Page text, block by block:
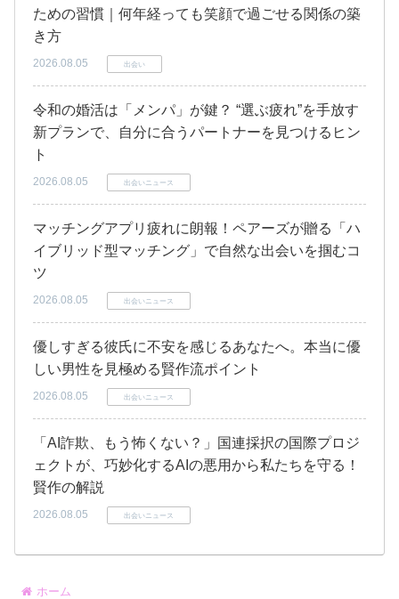
ための習慣｜何年経っても笑顔で過ごせる関係の築
き方
2026.08.05 出会い
令和の婚活は「メンパ」が鍵？ “選ぶ疲れ”を手放す
新プランで、自分に合うパートナーを見つけるヒン
ト
2026.08.05 出会いニュース
マッチングアプリ疲れに朗報！ペアーズが贈る「ハ
イブリッド型マッチング」で自然な出会いを掴むコ
ツ
2026.08.05 出会いニュース
優しすぎる彼氏に不安を感じるあなたへ。本当に優
しい男性を見極める賢作流ポイント
2026.08.05 出会いニュース
「AI詐欺、もう怖くない？」国連採択の国際プロジ
ェクトが、巧妙化するAIの悪用から私たちを守る！
賢作の解説
2026.08.05 出会いニュース
ホーム